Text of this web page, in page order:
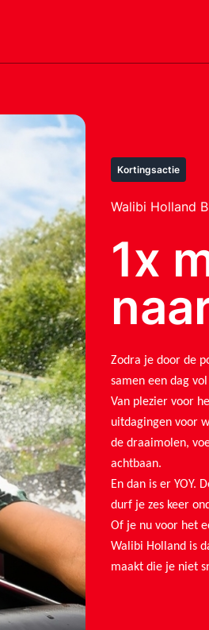
Kortingsactie
Walibi Holland
1x
Zodra je door de
samen een dag
Van plezier voor
uitdagingen voor
de draaimolen,
achtbaan.
En dan is er YOY.
durf je zes keer
Of je nu voor het
Walibi Holland is
maakt die je niet